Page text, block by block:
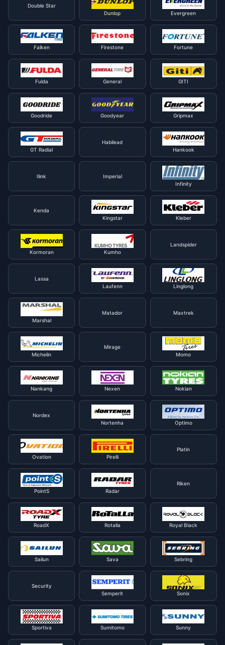
Double Star
Dunlop
Evergreen
Falken Firestone Fortune
Fulda General GITI
Goodride Goodyear Gripmax
GT Radial
Habilead
Hankook
Ilink
Imperial
Infinity
Kenda
Kingstar
Kleber
Kormoran Kumho
Landspider
Lassa
Laufenn
Linglong
Marshal
Matador Maxtrek
Michelin
Mirage
Momo
Nankang Nexen Nokian
Nordex
Nortenha
Optimo
Ovation Pirelli
Platin
PointS Radar
Riken
RoadX Rotalla Royal Black
Sailun Sava Sebring
Security
Semperit
Sonix
Sportiva Sumitomo Sunny